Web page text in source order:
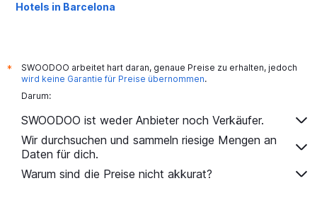
Hotels in Barcelona
*
SWOODOO arbeitet hart daran, genaue Preise zu erhalten, jedoch
wird keine Garantie für Preise übernommen.
Darum:
SWOODOO ist weder Anbieter noch Verkäufer.
Wir durchsuchen und sammeln riesige Mengen an
Daten für dich.
Warum sind die Preise nicht akkurat?